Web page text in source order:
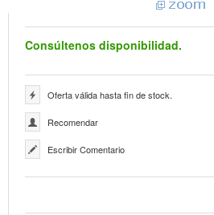
Consúltenos disponibilidad.
Oferta válida hasta fin de stock.
Recomendar
Escribir Comentario